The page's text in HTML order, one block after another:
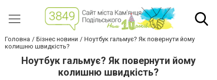
Головна Бізнес новини
Ноутбук гальмує? Як повернути йому
колишню швидкість?
Ноутбук гальмує? Як повернути йому
колишню швидкість?